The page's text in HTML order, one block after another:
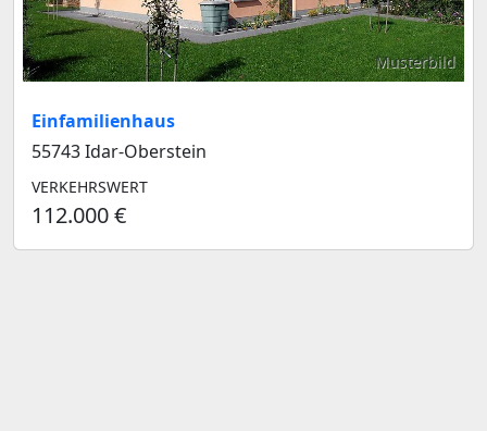
Musterbild
Einfamilienhaus
55743 Idar-Oberstein
VERKEHRSWERT
112.000 €